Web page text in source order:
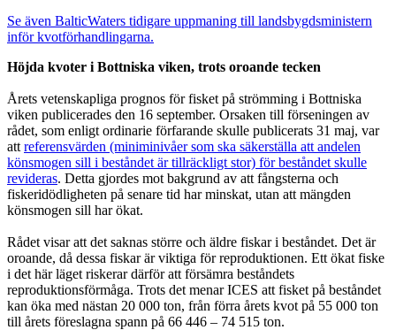
Se även BalticWaters tidigare uppmaning till landsbygdsministern
inför kvotförhandlingarna.
Höjda kvoter i Bottniska viken, trots oroande tecken
Årets vetenskapliga prognos för fisket på strömming i Bottniska
viken publicerades den 16 september. Orsaken till förseningen av
rådet, som enligt ordinarie förfarande skulle publicerats 31 maj, var
att referensvärden (miniminivåer som ska säkerställa att andelen
könsmogen sill i beståndet är tillräckligt stor) för beståndet skulle
revideras. Detta gjordes mot bakgrund av att fångsterna och
fiskeridödligheten på senare tid har minskat, utan att mängden
könsmogen sill har ökat.
Rådet visar att det saknas större och äldre fiskar i beståndet. Det är
oroande, då dessa fiskar är viktiga för reproduktionen. Ett ökat fiske
i det här läget riskerar därför att försämra beståndets
reproduktionsförmåga. Trots det menar ICES att fisket på beståndet
kan öka med nästan 20 000 ton, från förra årets kvot på 55 000 ton
till årets föreslagna spann på 66 446 – 74 515 ton.